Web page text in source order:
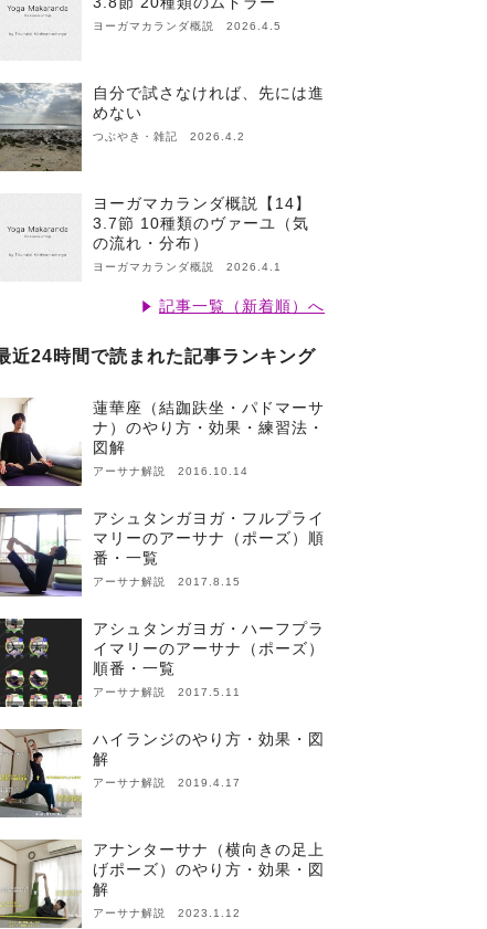
ヨーガマカランダ概説 2026.4.5
自分で試さなければ、先には進
めない
つぶやき・雑記 2026.4.2
ヨーガマカランダ概説【14】
3.7節 10種類のヴァーユ（気
の流れ・分布）
ヨーガマカランダ概説 2026.4.1
記事一覧（新着順）へ
近24時間で読まれた記事ランキング
蓮華座（結跏趺坐・パドマーサ
ナ）のやり方・効果・練習法・
図解
アーサナ解説 2016.10.14
アシュタンガヨガ・フルプライ
マリーのアーサナ（ポーズ）順
番・一覧
アーサナ解説 2017.8.15
アシュタンガヨガ・ハーフプラ
イマリーのアーサナ（ポーズ）
順番・一覧
アーサナ解説 2017.5.11
ハイランジのやり方・効果・図
解
アーサナ解説 2019.4.17
アナンターサナ（横向きの足上
げポーズ）のやり方・効果・図
解
アーサナ解説 2023.1.12